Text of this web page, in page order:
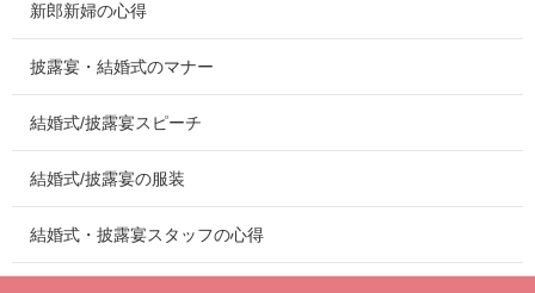
新郎新婦の心得
披露宴・結婚式のマナー
結婚式/披露宴スピーチ
結婚式/披露宴の服装
結婚式・披露宴スタッフの心得